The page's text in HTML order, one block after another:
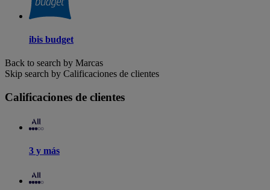
ibis budget
Back to search by Marcas
Skip search by Calificaciones de clientes
Calificaciones de clientes
3 y más